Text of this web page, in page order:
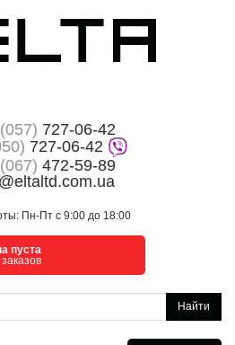
727-06-42
727-06-42
472-59-89
Пн-Пт с 9:00 до 18:00
пуста
Найти